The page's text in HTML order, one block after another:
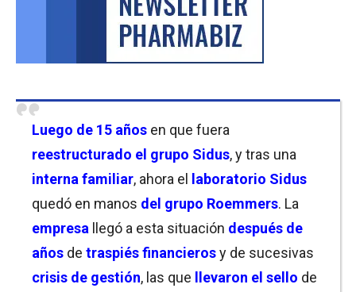
Luego de 15 años en que fuera
reestructurado el grupo Sidus, y tras una
interna familiar, ahora el
laboratorio Sidus
quedó en manos del grupo Roemmers. La
empresa
llegó a esta situación después de
años de traspiés financierosy de sucesivas
crisis de gestión, las que llevaron el sello de